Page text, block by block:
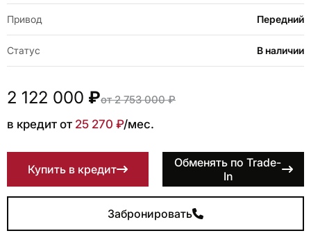
Привод Передний
Статус В наличии
2 122 000 ₽от 2 753 000 ₽
в кредит от 25 270 ₽/мес.
Купить в кредит
Обменять по Trade-
In
Забронировать